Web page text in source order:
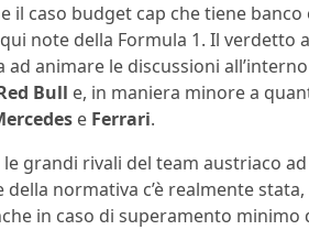
il caso budget cap che tiene
note della Formula 1. Il
ad animare le discussioni
Bull e, in maniera minore a
e Ferrari.
grandi rivali del team austriaco
della normativa c’è realmente
in caso di superamento minimo